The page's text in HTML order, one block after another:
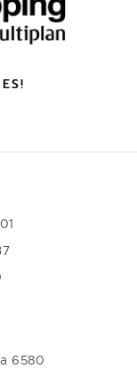
6580